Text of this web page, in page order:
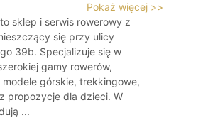
Pokaż więcej >>
sklep i serwis rowerowy z
się przy ulicy
39b. Specjalizuje się w
gamy rowerów,
modele górskie, trekkingowe,
propozycje dla dzieci. W
...